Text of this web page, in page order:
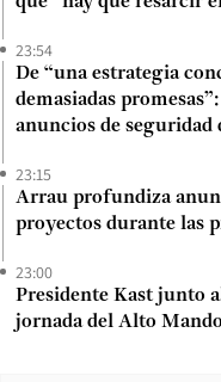
23:54
De “una estrategia
demasiadas
anuncios de seguridad
23:15
Arrau profundiza
proyectos durante las
23:00
Presidente Kast junto
jornada del Alto